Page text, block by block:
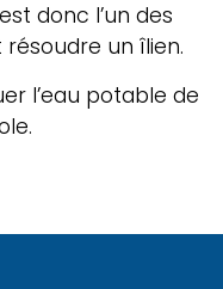
donc l’un des
un îlien.
l’eau potable de